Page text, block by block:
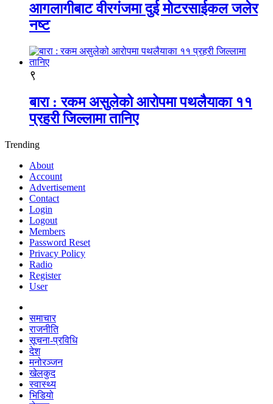
आगलागीबाट वीरगंजमा दुई मोटरसाईकल जलेर
नष्ट
९
बारा : रकम असुलेको आरोपमा पथलैयाका ११
प्रहरी जिल्लामा तानिए
Trending
About
Account
Advertisement
Contact
Login
Logout
Members
Password Reset
Privacy Policy
Radio
Register
User
समाचार
राजनीति
सूचना-प्रविधि
देश
मनोरञ्जन
खेलकुद
स्वास्थ्य
भिडियो